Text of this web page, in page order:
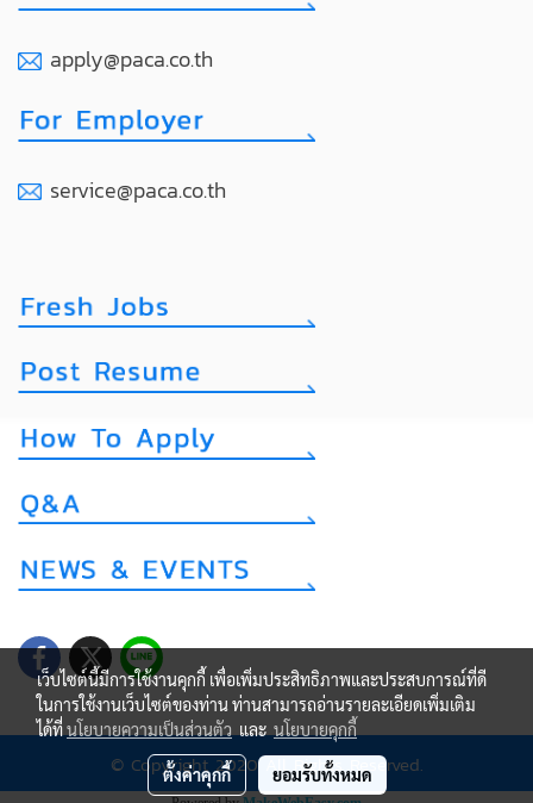
apply@paca.co.th
service@paca.co.th
© Copyright 2020 All Rights Reserved.
เว็บไซต์นี้มีการใช้งานคุกกี้ เพื่อเพิ่มประสิทธิภาพและประสบการณ์ที่ดี
ในการใช้งานเว็บไซต์ของท่าน ท่านสามารถอ่านรายละเอียดเพิ่มเติม
ได้ที่นโยบายความเป็นส่วนตัว และ นโยบายคุกกี้
ตั้งค่าคุกกี้ ยอมรับทั้งหมด